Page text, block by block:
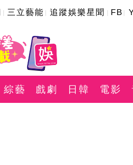
三立藝能 追蹤娛樂星聞 FB
綜藝 戲劇 日韓 電影